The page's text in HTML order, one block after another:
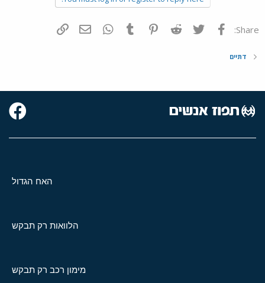
Share: פייסבוק Twitter
Reddit
Pinterest
Tumblr
WhatsAppדואר אלקטרוני
דתיים
האח הגדול
הלוואות רק תבקש
מימון רכב רק תבקש